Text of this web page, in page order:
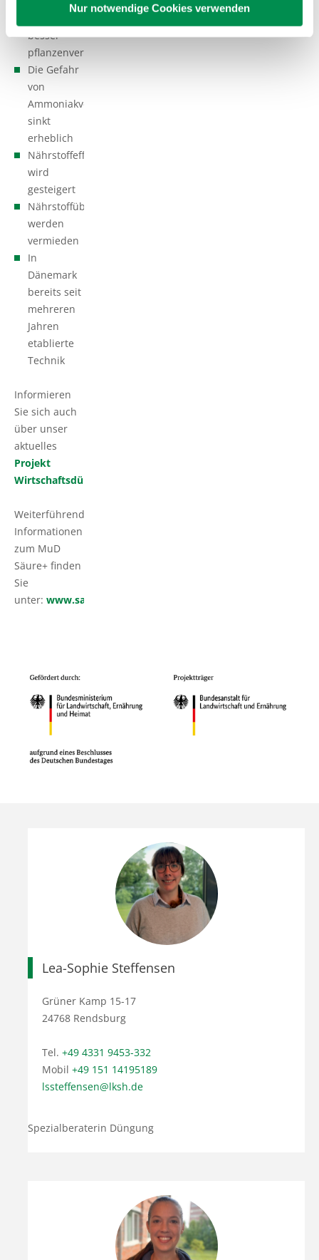
Nur notwendige Cookies verwenden
besser
pflanzenverfügbar
Die Gefahr
von
Ammoniakverlusten
sinkt
erheblich
Nährstoffeffizienz
wird
gesteigert
Nährstoffüberschüsse
werden
vermieden
In
Dänemark
bereits seit
mehreren
Jahren
etablierte
Technik
Informieren
Sie sich auch
über unser
aktuelles
Projekt
Wirtschaftsdüngeransäuerung
Weiterführende
Informationen
zum MuD
Säure+ finden
Sie
unter: www.saeureplus.de
Lea-Sophie Steffensen
Grüner Kamp 15-17
24768 Rendsburg
Tel. +49 4331 9453-332
Mobil +49 151 14195189
lssteffensen@lksh.de
Spezialberaterin Düngung